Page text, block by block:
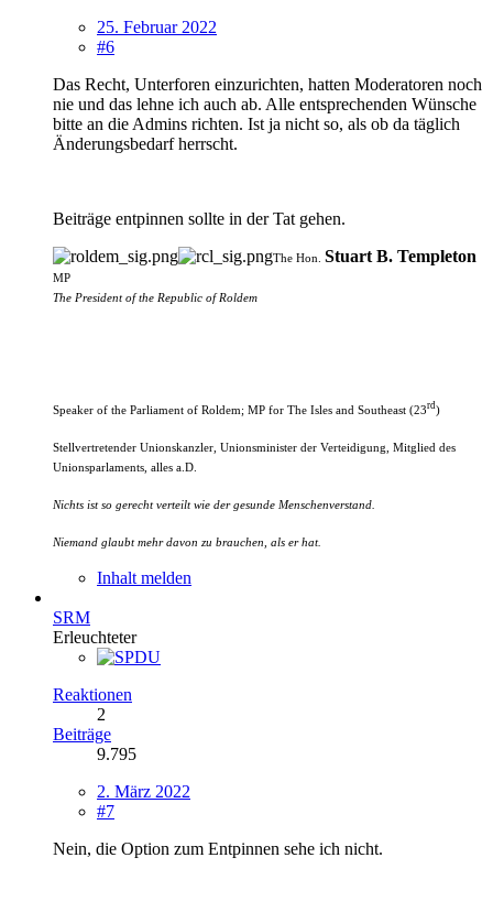
25. Februar 2022
#6
Das Recht, Unterforen einzurichten, hatten Moderatoren noch
nie und das lehne ich auch ab. Alle entsprechenden Wünsche
bitte an die Admins richten. Ist ja nicht so, als ob da täglich
Änderungsbedarf herrscht.
Beiträge entpinnen sollte in der Tat gehen.
The Hon. Stuart B. Templeton
MP
The President of the Republic of Roldem
Speaker of the Parliament of Roldem; MP for The Isles and Southeast (23rd)
Stellvertretender Unionskanzler, Unionsminister der Verteidigung, Mitglied des
Unionsparlaments, alles a.D.
Nichts ist so gerecht verteilt wie der gesunde Menschenverstand.
Niemand glaubt mehr davon zu brauchen, als er hat.
Inhalt melden
SRM
Erleuchteter
Reaktionen
2
Beiträge
9.795
2. März 2022
#7
Nein, die Option zum Entpinnen sehe ich nicht.